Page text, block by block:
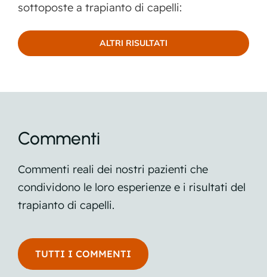
sottoposte a trapianto di capelli:
ALTRI RISULTATI
Commenti
Commenti reali dei nostri pazienti che
condividono le loro esperienze e i risultati del
trapianto di capelli.
TUTTI I COMMENTI